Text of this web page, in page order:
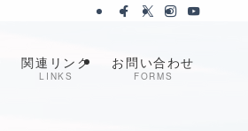
関連リンク
LINKS
お問い合わせ
FORMS